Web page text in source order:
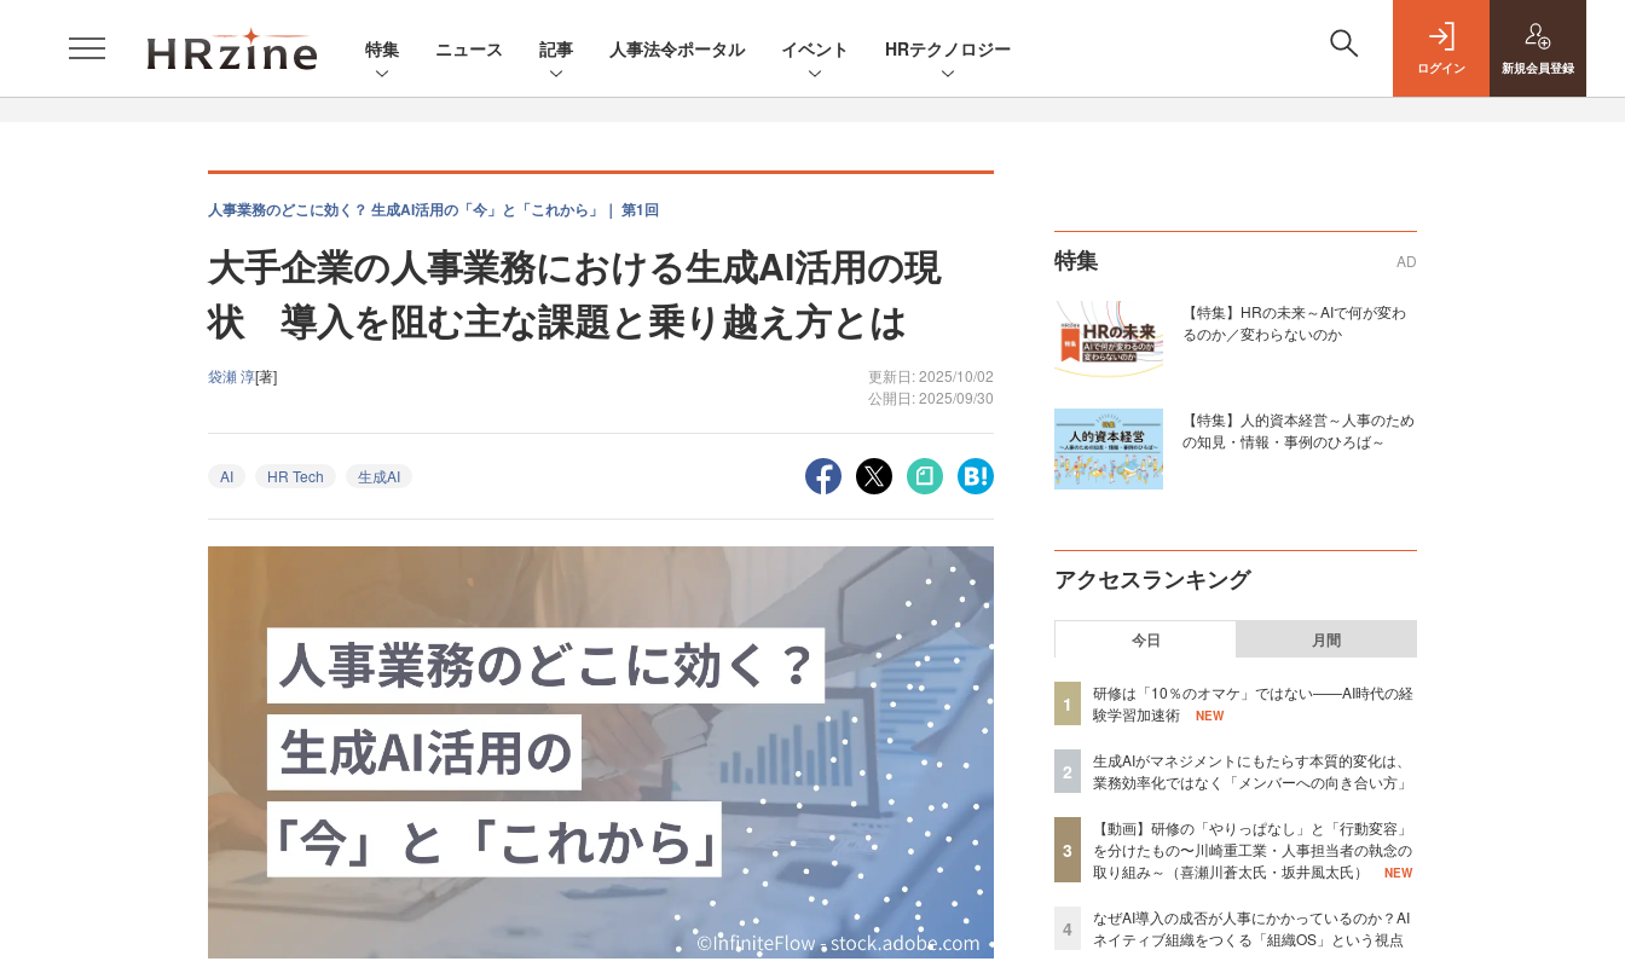
特集 ニュース 記事 人事法令ポータル イベント HRテクノロジー
ログイン 新規会員登録
人事業務のどこに効く？ 生成AI活用の「今」と「これから」｜ 第1回
大手企業の人事業務における生成AI活用の現
状 導入を阻む主な課題と乗り越え方とは
袋瀬 淳[著]
更新日: 2025/10/02
公開日: 2025/09/30
AI HR Tech 生成AI
特集 AD
【特集】HRの未来～AIで何が変わ
るのか／変わらないのか
【特集】人的資本経営～人事のため
の知見・情報・事例のひろば～
アクセスランキング
今日 月間
1
研修は「10％のオマケ」ではない——AI時代の経
験学習加速術
NEW
2
生成AIがマネジメントにもたらす本質的変化は、
業務効率化ではなく「メンバーへの向き合い方」
3
【動画】研修の「やりっぱなし」と「行動変容」
を分けたもの〜川崎重工業・人事担当者の執念の
取り組み～（喜瀬川蒼太氏・坂井風太氏）
NEW
4
なぜAI導入の成否が人事にかかっているのか？AI
ネイティブ組織をつくる「組織OS」という視点